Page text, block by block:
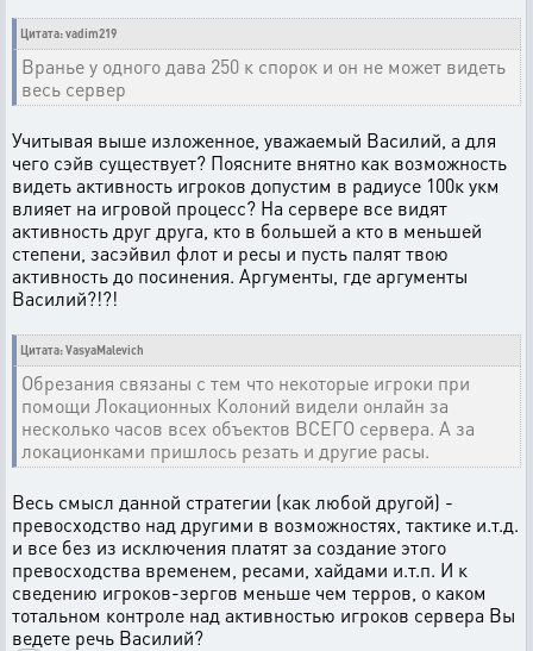
Цитата: vadim219
Вранье у одного дава 250 к спорок и он не может видеть
весь сервер
Учитывая выше изложенное, уважаемый Василий, а для
чего сэйв существует? Поясните внятно как возможность
видеть активность игроков допустим в радиусе 100к укм
влияет на игровой процесс? На сервере все видят
активность друг друга, кто в большей а кто в меньшей
степени, засэйвил флот и ресы и пусть палят твою
активность до посинения. Аргументы, где аргументы
Василий?!?!
Цитата: VasyaMalevich
Обрезания связаны с тем что некоторые игроки при
помощи Локационных Колоний видели онлайн за
несколько часов всех объектов ВСЕГО сервера. А за
локационками пришлось резать и другие расы.
Весь смысл данной стратегии (как любой другой) -
превосходство над другими в возможностях, тактике и.т.д.
и все без из исключения платят за создание этого
превосходства временем, ресами, хайдами и.т.п. И к
сведению игроков-зергов меньше чем терров, о каком
тотальном контроле над активностью игроков сервера Вы
ведете речь Василий?